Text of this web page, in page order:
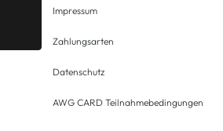
Impressum
Zahlungsarten
Datenschutz
AWG CARD Teilnahmebedingungen